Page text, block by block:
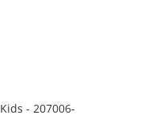
- 207006-